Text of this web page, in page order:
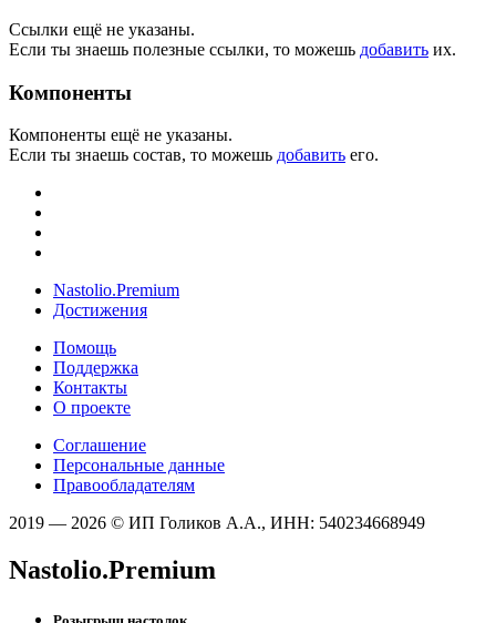
Ссылки ещё не указаны.
Если ты знаешь полезные ссылки, то можешь добавить их.
Компоненты
Компоненты ещё не указаны.
Если ты знаешь состав, то можешь добавить его.
Nastolio.Premium
Достижения
Помощь
Поддержка
Контакты
О проекте
Соглашение
Персональные данные
Правообладателям
2019 — 2026 © ИП Голиков А.А., ИНН: 540234668949
Nastolio.Premium